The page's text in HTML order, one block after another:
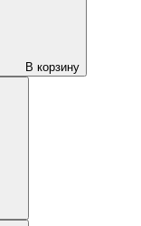
В корзину